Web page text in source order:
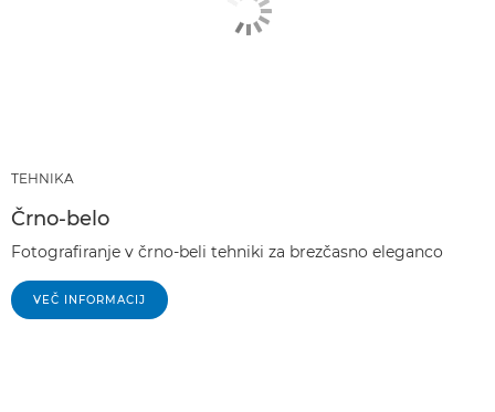
TEHNIKA
Črno-belo
Fotografiranje v črno-beli tehniki za brezčasno eleganco
VEČ INFORMACIJ